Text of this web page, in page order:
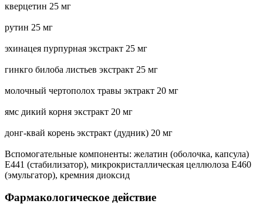
кверцетин 25 мг
рутин 25 мг
эхинацея пурпурная экстракт 25 мг
гинкго билоба листьев экстракт 25 мг
молочный чертополох травы эктракт 20 мг
ямс дикий корня экстракт 20 мг
донг-квай корень экстракт (дудник) 20 мг
Вспомогательные компоненты: желатин (оболочка, капсула)
Е441 (стабилизатор), микрокристаллическая целлюлоза Е460
(эмульгатор), кремния диоксид
Фармакологическое действие